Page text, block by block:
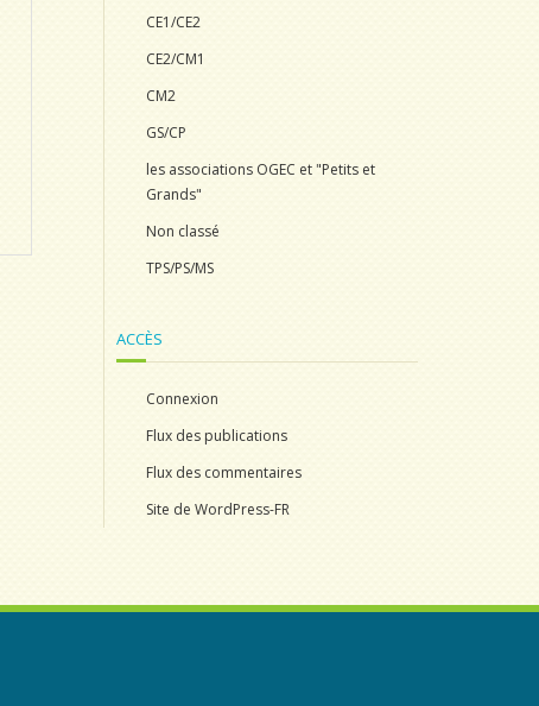
CE1/CE2
CE2/CM1
CM2
GS/CP
les associations OGEC et "Petits et
Grands"
Non classé
TPS/PS/MS
ACCÈS
Connexion
Flux des publications
Flux des commentaires
Site de WordPress-FR